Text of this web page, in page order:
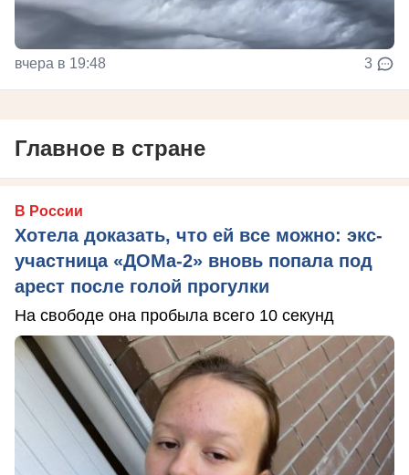
вчера в 19:48 3
Главное в стране
В России
Хотела доказать, что ей все можно: экс-
участница «ДОМа-2» вновь попала под
арест после голой прогулки
На свободе она пробыла всего 10 секунд